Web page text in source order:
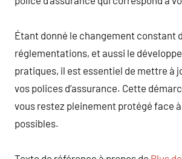
Étant donné le changement constant
réglementations, et aussi le
pratiques, il est essentiel de mettre à
vos polices d’assurance. Cette
vous restez pleinement protégé face
possibles.